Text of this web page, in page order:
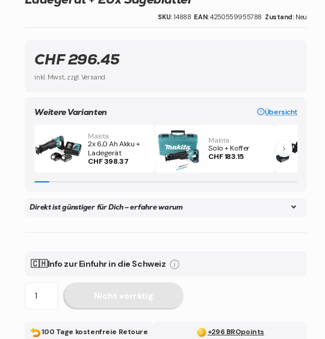
SKU:14888 EAN:4250559955788 Zustand: Neu
CHF 296.45
inkl. Mwst, zzgl. Versand
Weitere Varianten Übersicht
Makita
2x 6,0 Ah Akku +
Ladegerät
CHF 398.37
Makita
Solo + Koffer
CHF 183.15
Direkt ist günstiger für Dich – erfahre warum
🇨🇭Info zur Einfuhr in die Schweiz
Nicht vorrätig
100 Tage kostenfreie Retoure +296 BROpoints